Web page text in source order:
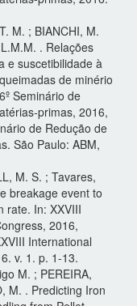
M. ; BIANCHI, M.
. Relações
e suscetibilidade à
de minério
Seminário de
primas, 2016,
de Redução de
São Paulo: ABM,
M. S. ; Tavares,
breakage event to
rate. In: XXVIII
2016,
International
v. 1. p. 1-13.
M. ; PEREIRA,
M. . Predicting Iron